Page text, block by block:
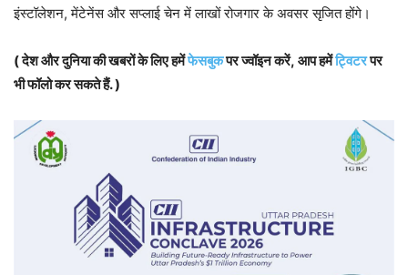
इंस्टॉलेशन, मेंटेनेंस और सप्लाई चेन में लाखों रोजगार के अवसर सृजित होंगे।
( देश और दुनिया की खबरों के लिए हमेंफेसबुकपर ज्वॉइन करें, आप हमेंट्विटरपर
भी फॉलो कर सकते हैं. )